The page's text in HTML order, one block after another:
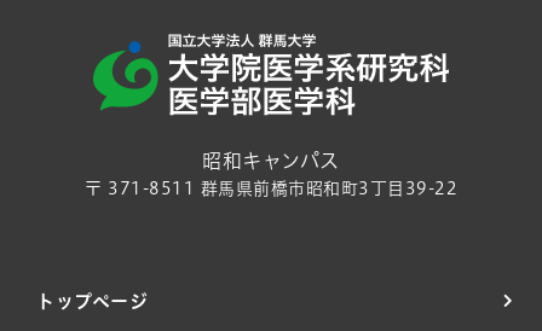
昭和キャンパス
〒 371-8511 群馬県前橋市昭和町3丁目39-22
トップページ